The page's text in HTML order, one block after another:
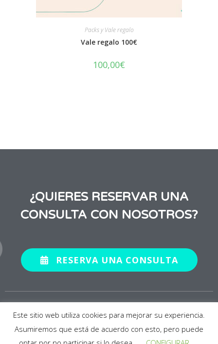
Packs y Vale regalo
Vale regalo 100€
100,00€
¿QUIERES RESERVAR UNA
CONSULTA CON NOSOTROS?
RESERVA UNA CONSULTA
reservados.
Aviso Legal|Política de Cookies |Condiciones de Compra
Este sitio web utiliza cookies para mejorar su experiencia.
Asumiremos que está de acuerdo con esto, pero puede